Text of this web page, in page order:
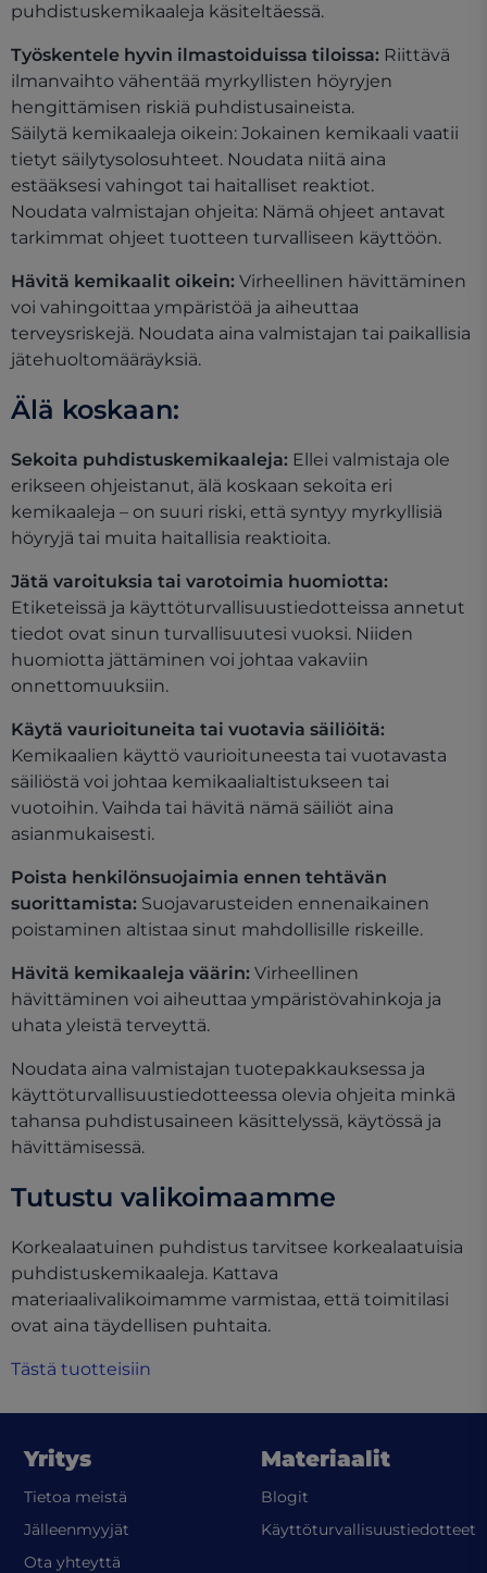
puhdistuskemikaaleja käsiteltäessä.
Työskentele hyvin ilmastoiduissa tiloissa: Riittävä
ilmanvaihto vähentää myrkyllisten höyryjen
hengittämisen riskiä puhdistusaineista.
Säilytä kemikaaleja oikein: Jokainen kemikaali vaatii
tietyt säilytysolosuhteet. Noudata niitä aina
estääksesi vahingot tai haitalliset reaktiot.
Noudata valmistajan ohjeita: Nämä ohjeet antavat
tarkimmat ohjeet tuotteen turvalliseen käyttöön.
Hävitä kemikaalit oikein: Virheellinen hävittäminen
voi vahingoittaa ympäristöä ja aiheuttaa
terveysriskejä. Noudata aina valmistajan tai paikallisia
jätehuoltomääräyksiä.
Älä koskaan:
Sekoita puhdistuskemikaaleja: Ellei valmistaja ole
erikseen ohjeistanut, älä koskaan sekoita eri
kemikaaleja – on suuri riski, että syntyy myrkyllisiä
höyryjä tai muita haitallisia reaktioita.
Jätä varoituksia tai varotoimia huomiotta:
Etiketeissä ja käyttöturvallisuustiedotteissa annetut
tiedot ovat sinun turvallisuutesi vuoksi. Niiden
huomiotta jättäminen voi johtaa vakaviin
onnettomuuksiin.
Käytä vaurioituneita tai vuotavia säiliöitä:
Kemikaalien käyttö vaurioituneesta tai vuotavasta
säiliöstä voi johtaa kemikaalialtistukseen tai
vuotoihin. Vaihda tai hävitä nämä säiliöt aina
asianmukaisesti.
Poista henkilönsuojaimia ennen tehtävän
suorittamista: Suojavarusteiden ennenaikainen
poistaminen altistaa sinut mahdollisille riskeille.
Hävitä kemikaaleja väärin: Virheellinen
hävittäminen voi aiheuttaa ympäristövahinkoja ja
uhata yleistä terveyttä.
Noudata aina valmistajan tuotepakkauksessa ja
käyttöturvallisuustiedotteessa olevia ohjeita minkä
tahansa puhdistusaineen käsittelyssä, käytössä ja
hävittämisessä.
Tutustu valikoimaamme
Korkealaatuinen puhdistus tarvitsee korkealaatuisia
puhdistuskemikaaleja. Kattava
materiaalivalikoimamme varmistaa, että toimitilasi
ovat aina täydellisen puhtaita.
Tästä tuotteisiin
Yritys
Tietoa meistä
Jälleenmyyjät
Ota yhteyttä
Materiaalit
Blogit
Käyttöturvallisuustiedotteet